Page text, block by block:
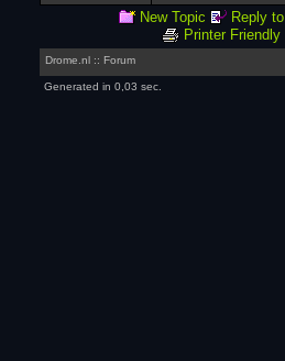
New Topic
Reply
Printer Friendly
Drome.nl :: Forum
Generated in 0,03 sec.